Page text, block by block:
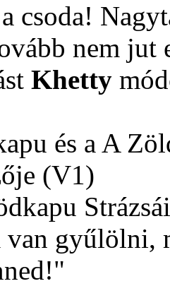
csoda!
nem jut
Khetty
és a A
(V1)
gyűlölni,